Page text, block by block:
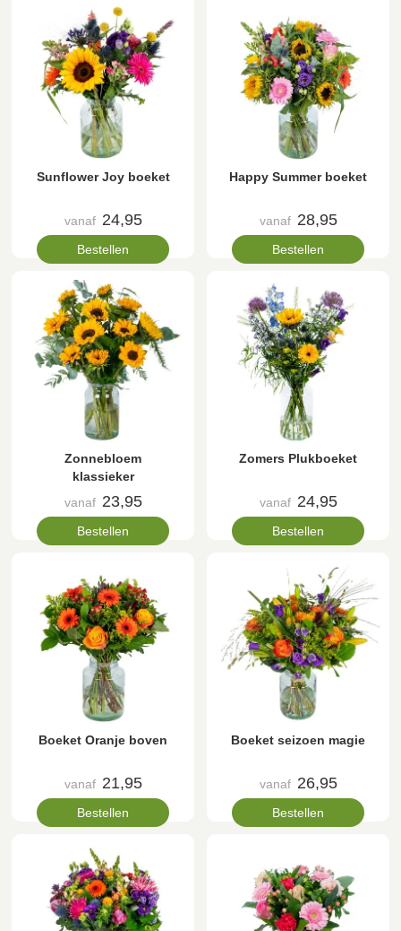
Sunflower Joy boeket
vanaf 24,95
Bestellen
Happy Summer boeket
vanaf 28,95
Bestellen
Zonnebloem
klassieker
vanaf 23,95
Bestellen
Zomers Plukboeket
vanaf 24,95
Bestellen
Boeket Oranje boven
vanaf 21,95
Bestellen
Boeket seizoen magie
vanaf 26,95
Bestellen